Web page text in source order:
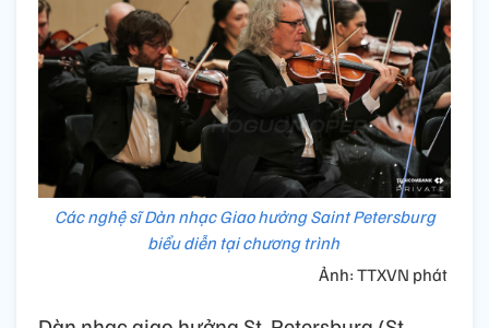
Các nghệ sĩ Dàn nhạc Giao hưởng Saint Petersburg
biểu diễn tại chương trình
Ảnh: TTXVN phát